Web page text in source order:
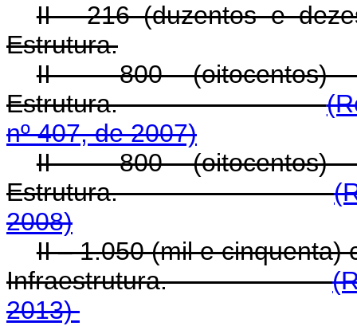
II - 216 (duzentos e
Estrutura.
II - 800 (oitocentos)
Estrutura.
nº 407, de 2007)
II - 800 (oitocentos)
Estrutura.
2008)
II – 1.050 (mil e cinquenta)
Infraestrutura.
2013)